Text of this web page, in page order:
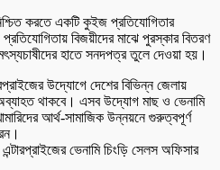
করতে একটি কুইজ প্রতিযোগিতার
বিজয়ীদের মাঝে পুরস্কার বিতরণ
হাতে সনদপত্র তুলে দেওয়া হয়।
উদ্যোগে দেশের বিভিন্ন জেলায়
থাকবে। এসব উদ্যোগ মাছ ও ভেনামি
আর্থ-সামাজিক উন্নয়নে গুরুত্বপূর্ণ
ভেনামি চিংড়ি সেলস অফিসার